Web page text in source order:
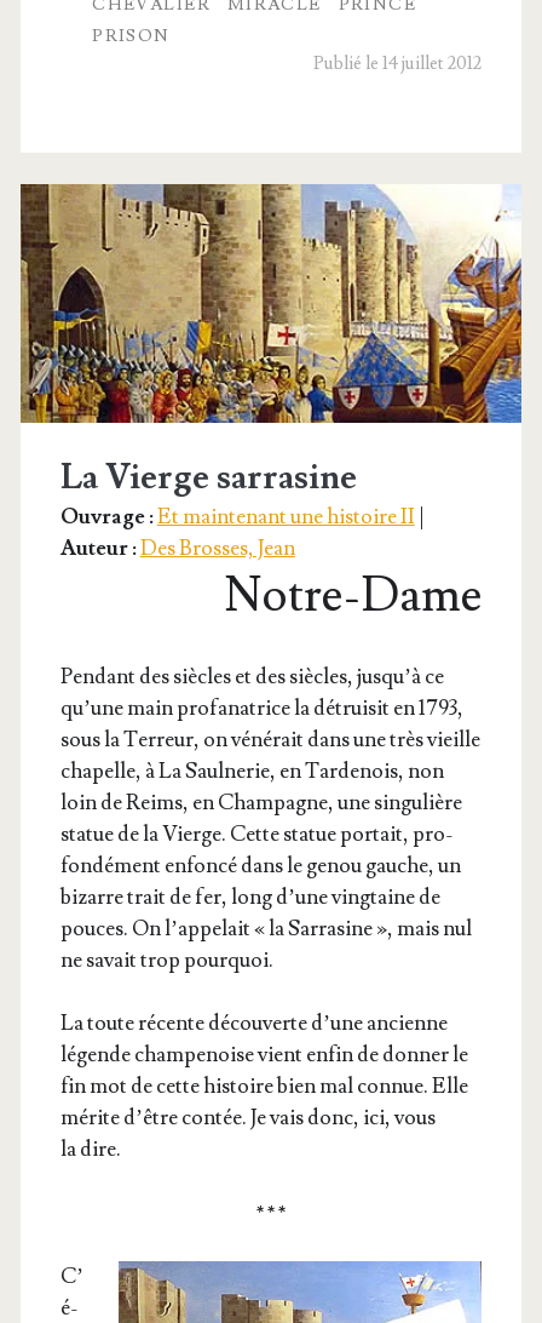
PRISON
Publié le 14 juillet 2012
La Vierge sarrasine
Ouvrage :Et maintenant une histoire II
Auteur :Des Brosses, Jean
Notre-Dame
Pen­dant des siècles et des siècles, jus­qu’à ce
qu’une main pro­fa­na­trice la détrui­sit en 1793,
sous la Ter­reur, on véné­rait dans une très vieille
cha­pelle, à La Saul­ne­rie, en Tar­de­nois, non
loin de Reims, en Cham­pagne, une sin­gu­lière
sta­tue de la Vierge. Cette sta­tue por­tait, pro­
fon­dé­ment enfon­cé dans le genou gauche, un
bizarre trait de fer, long d’une ving­taine de
pouces. On l’ap­pe­lait « la Sar­ra­sine », mais nul
ne savait trop pourquoi.
La toute récente décou­verte d’une ancienne
légende cham­pe­noise vient enfin de don­ner le
fin mot de cette his­toire bien mal connue. Elle
mérite d’être contée. Je vais donc, ici, vous
la dire.
* * *
C’
é­